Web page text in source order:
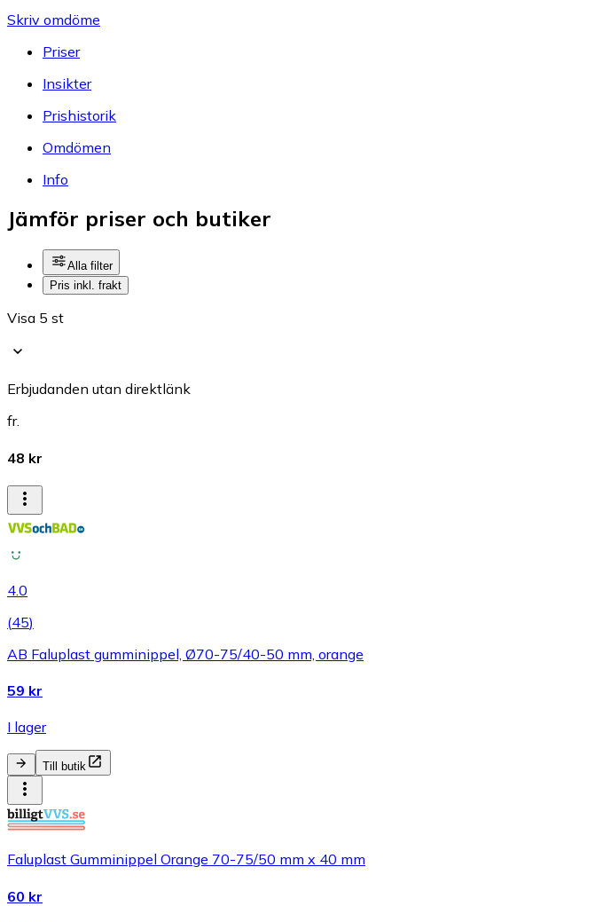
Skriv omdöme
Priser
Insikter
Prishistorik
Omdömen
Info
Jämför priser och butiker
Alla filter
Pris inkl. frakt
Visa 5 st
Erbjudanden utan direktlänk
fr.
48 kr
4.0
(45)
AB Faluplast gumminippel, Ø70-75/40-50 mm, orange
59 kr
I lager
Till butik
Faluplast Gumminippel Orange 70-75/50 mm x 40 mm
60 kr